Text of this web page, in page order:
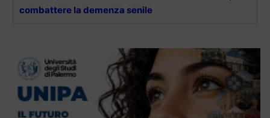
combattere la demenza senile